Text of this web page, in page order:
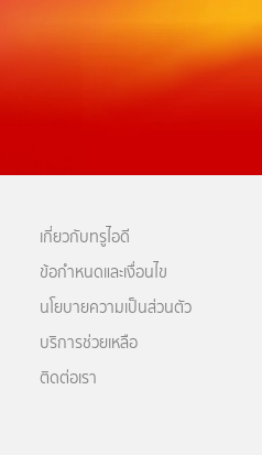
เกี่ยวกับทรูไอดี
ข้อกำหนดและเงื่อนไข
นโยบายความเป็นส่วนตัว
บริการช่วยเหลือ
ติดต่อเรา